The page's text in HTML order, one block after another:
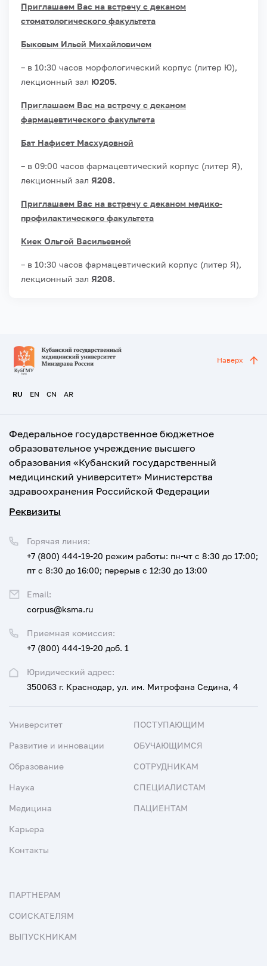
Приглашаем Вас на встречу с деканом
стоматологического факультета
Быковым Ильей Михайловичем
– в 10:30 часов морфологический корпус (литер Ю),
лекционный зал Ю205.
Приглашаем Вас на встречу с деканом
фармацевтического факультета
Бат Нафисет Масхудовной
– в 09:00 часов фармацевтический корпус (литер Я),
лекционный зал Я208.
Приглашаем Вас на встречу с деканом медико-
профилактического факультета
Киек Ольгой Васильевной
– в 10:30 часов фармацевтический корпус (литер Я),
лекционный зал Я208.
RU EN CN AR
Наверх
Федеральное государственное бюджетное
образовательное учреждение высшего
образования «Кубанский государственный
медицинский университет» Министерства
здравоохранения Российской Федерации
Реквизиты
Юридический адрес:
350063 г. Краснодар, ул. им. Митрофана Седина, 4
Приемная комиссия:
+7 (800) 444-19-20 доб. 1
Горячая линия:
+7 (800) 444-19-20 режим работы: пн-чт с 8:30 до 17:00;
пт с 8:30 до 16:00; перерыв с 12:30 до 13:00
Email:
corpus@ksma.ru
Университет
Развитие и инновации
Образование
Наука
Медицина
Карьера
Контакты
ПОСТУПАЮЩИМ
ОБУЧАЮЩИМСЯ
СОТРУДНИКАМ
СПЕЦИАЛИСТАМ
ПАЦИЕНТАМ
ПАРТНЕРАМ
СОИСКАТЕЛЯМ
ВЫПУСКНИКАМ